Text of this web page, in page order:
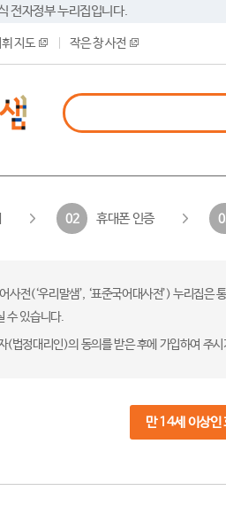
전자정부 누리집입니다.
지도 작은 창 사전
02 휴대폰 인증
사전(‘우리말샘’, ‘표준국어대사전’) 누리집
수 있습니다.
(법정대리인)의 동의를 받은 후에 가입하여 주
만 14세 이상인